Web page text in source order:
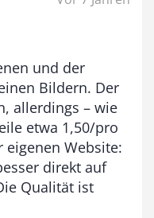
und der
Bildern. Der
allerdings – wie
etwa 1,50/pro
Website:
direkt auf
Qualität ist